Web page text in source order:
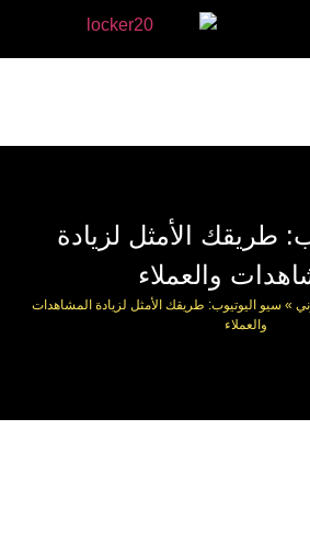
طريقك الأمثل لزيادة
والعملاء
» سيو اليوتيوب: طريقك الأمثل لزيادة المشاهدات
والعملاء